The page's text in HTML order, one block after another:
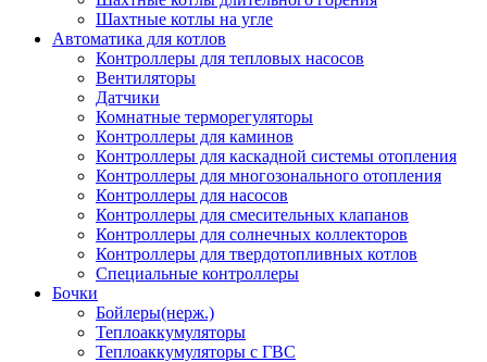
Шахтные котлы на угле
Автоматика для котлов
Контроллеры для тепловых насосов
Вентиляторы
Датчики
Комнатные терморегуляторы
Контроллеры для каминов
Контроллеры для каскадной системы отопления
Контроллеры для многозонального отопления
Контроллеры для насосов
Контроллеры для смесительных клапанов
Контроллеры для солнечных коллекторов
Контроллеры для твердотопливных котлов
Специальные контроллеры
Бочки
Бойлеры(нерж.)
Теплоаккумуляторы
Теплоаккумуляторы с ГВС